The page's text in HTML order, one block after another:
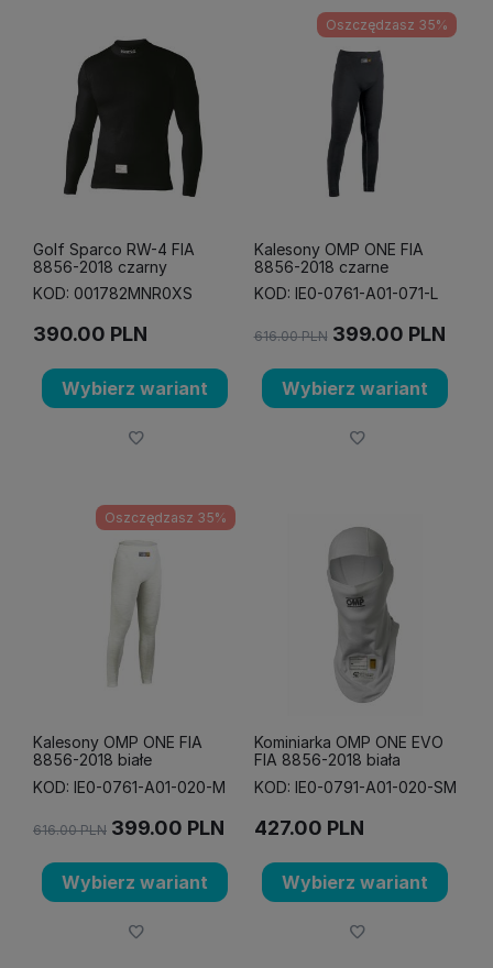
Golf Sparco RW-4 FIA
8856-2018 czarny
KOD: 001782MNR0XS
390.00 PLN
Wybierz wariant
Oszczędzasz 35%
Kalesony OMP ONE FIA
8856-2018 czarne
KOD: IE0-0761-A01-071-L
616.00 PLN 399.00 PLN
Wybierz wariant
Oszczędzasz 35%
Kalesony OMP ONE FIA
8856-2018 białe
KOD: IE0-0761-A01-020-M
616.00 PLN 399.00 PLN
Wybierz wariant
Kominiarka OMP ONE EVO
FIA 8856-2018 biała
KOD: IE0-0791-A01-020-SM
427.00 PLN
Wybierz wariant